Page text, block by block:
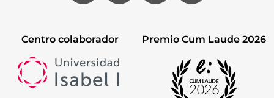
Centro colaborador Premio Cum Laude 2026